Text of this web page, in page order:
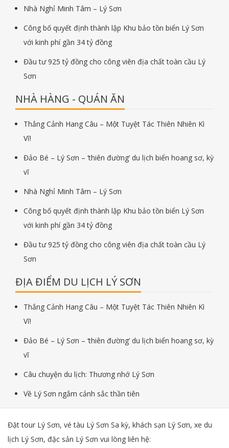
Nhà Nghỉ Minh Tâm – Lý Sơn
Công bố quyết định thành lập Khu bảo tồn biển Lý Sơn
với kinh phí gần 34 tỷ đồng
Đầu tư 925 tỷ đồng cho công viên địa chất toàn cầu Lý
Sơn
NHÀ HÀNG - QUÁN ĂN
Thắng Cảnh Hang Câu – Một Tuyệt Tác Thiên Nhiên Kì
Vĩ!
Đảo Bé – Lý Sơn – ‘thiên đường’ du lịch biển hoang sơ, kỳ
vĩ
Nhà Nghỉ Minh Tâm – Lý Sơn
Công bố quyết định thành lập Khu bảo tồn biển Lý Sơn
với kinh phí gần 34 tỷ đồng
Đầu tư 925 tỷ đồng cho công viên địa chất toàn cầu Lý
Sơn
ĐỊA ĐIỂM DU LỊCH LÝ SƠN
Thắng Cảnh Hang Câu – Một Tuyệt Tác Thiên Nhiên Kì
Vĩ!
Đảo Bé – Lý Sơn – ‘thiên đường’ du lịch biển hoang sơ, kỳ
vĩ
Câu chuyện du lịch: Thương nhớ Lý Sơn
Về Lý Sơn ngắm cảnh sắc thần tiên
Đặt tour Lý Sơn, vé tàu Lý Sơn Sa kỳ, khách sạn Lý Sơn, xe du
lịch Lý Sơn, đặc sản Lý Sơn vui lòng liên hệ: